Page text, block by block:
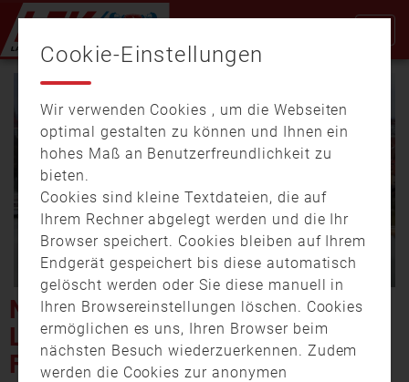
Video
NEUE INTEGRIERTE
LEITSTELLE NÜRNBERG:
FERTIGSTELLUNG BIS 2030
Cookie-Einstellungen
Wir verwenden Cookies , um die Webseiten
optimal gestalten zu können und Ihnen ein
hohes Maß an Benutzerfreundlichkeit zu
bieten.
Cookies sind kleine Textdateien, die auf
Ihrem Rechner abgelegt werden und die Ihr
Browser speichert. Cookies bleiben auf Ihrem
Endgerät gespeichert bis diese automatisch
gelöscht werden oder Sie diese manuell in
Ihren Browsereinstellungen löschen. Cookies
ermöglichen es uns, Ihren Browser beim
nächsten Besuch wiederzuerkennen. Zudem
werden die Cookies zur anonymen